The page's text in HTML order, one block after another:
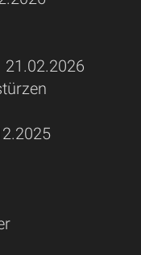
21.02.2026